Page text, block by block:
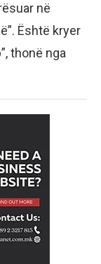
në
Është kryer
thonë nga